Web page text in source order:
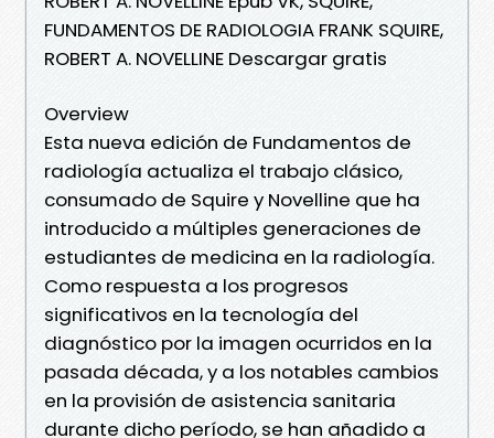
FUNDAMENTOS DE RADIOLOGIA FRANK SQUIRE,
ROBERT A. NOVELLINE Descargar gratis
Overview
Esta nueva edición de Fundamentos de
radiología actualiza el trabajo clásico,
consumado de Squire y Novelline que ha
introducido a múltiples generaciones de
estudiantes de medicina en la radiología.
Como respuesta a los progresos
significativos en la tecnología del
diagnóstico por la imagen ocurridos en la
pasada década, y a los notables cambios
en la provisión de asistencia sanitaria
durante dicho período, se han añadido a